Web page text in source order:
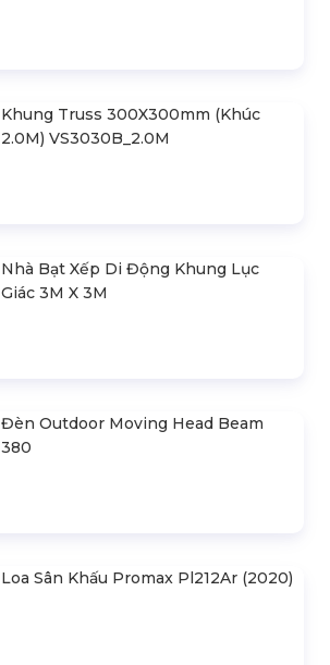
Khung Truss 300X300mm (Khúc
2.0M) VS3030B_2.0M
Nhà Bạt Xếp Di Động Khung Lục
Giác 3M X 3M
Đèn Outdoor Moving Head Beam
380
Loa Sân Khấu Promax Pl212Ar (2020)